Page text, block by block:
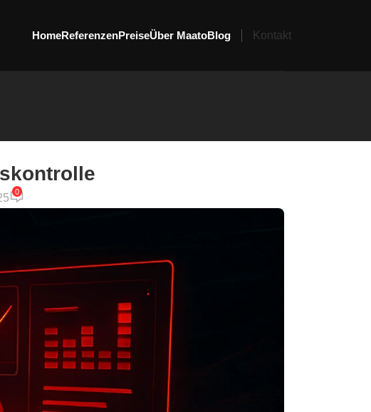
HomeReferenzenPreiseÜber MaatoBlog Kontakt
0